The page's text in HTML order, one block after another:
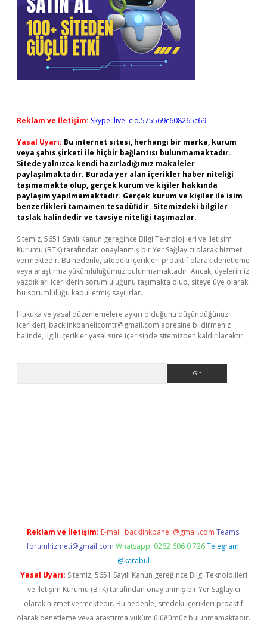
Reklam ve İletişim: Skype: live:.cid.575569c608265c69
Yasal Uyarı: Bu internet sitesi, herhangi bir marka, kurum
veya şahıs şirketi ile hiçbir bağlantısı bulunmamaktadır.
Sitede yalnızca kendi hazırladığımız makaleler
paylaşılmaktadır. Burada yer alan içerikler haber niteliği
taşımamakta olup, gerçek kurum ve kişiler hakkında
paylaşım yapılmamaktadır. Gerçek kurum ve kişiler ile isim
benzerlikleri tamamen tesadüfidir. Sitemizdeki bilgiler
taslak halindedir ve tavsiye niteliği taşımazlar.
Sitemiz, 5651 Sayılı Kanun gereğince Bilgi Teknolojileri ve İletişim
Kurumu (BTK) tarafından onaylanmış bir Yer Sağlayıcı olarak hizmet
vermektedir. Bu nedenle, sitedeki içerikleri proaktif olarak denetleme
veya araştırma yükümlülüğümüz bulunmamaktadır. Ancak, üyelerimiz
yazdıkları içeriklerin sorumluluğunu taşımakta olup, siteye üye olarak
bu sorumluluğu kabul etmiş sayılırlar.
Hukuka ve yasal düzenlemelere aykırı olduğunu düşündüğünüz
içerikleri, backlinkpanelicomtr@gmail.com adresine bildirmeniz
halinde, ilgili içerikler yasal süre içerisinde sitemizden kaldırılacaktır.
Reklam ve İletişim: E-mail: backlinkpaneli@gmail.com Teams:
forumhizmeti@gmail.com Whatsapp: 0262 606 0 726 Telegram:
@karabul
Yasal Uyarı: Sitemiz, 5651 Sayılı Kanun gereğince Bilgi Teknolojileri
ve İletişim Kurumu (BTK) tarafından onaylanmış bir Yer Sağlayıcı
olarak hizmet vermektedir. Bu nedenle, sitedeki içerikleri proaktif
olarak denetleme veya araştırma yükümlülüğümüz bulunmamaktadır.